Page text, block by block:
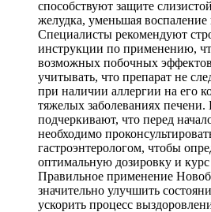
способствуют защите
желудка, уменьшая воспаление
Специалисты рекомендуют
инструкции по применению,
возможных побочных
учитывать, что препарат не
при наличии аллергии на его
тяжелых заболеваниях печени.
подчеркивают, что перед
необходимо
гастроэнтерологом, чтобы
оптимальную дозировку и
Правильное применение
значительно улучшить
ускорить процесс